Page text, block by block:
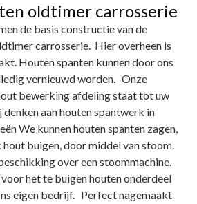
oldtimer carrosserie
de basis constructie van de
carrosserie. Hier overheen is
Houten spanten kunnen door ons
vernieuwd worden. Onze
bewerking afdeling staat tot uw
aan houten spantwerk in
We kunnen houten spanten zagen,
hout buigen, door middel van stoom.
over een stoommachine.
voor het te buigen houten onderdeel
eigen bedrijf. Perfect nagemaakt